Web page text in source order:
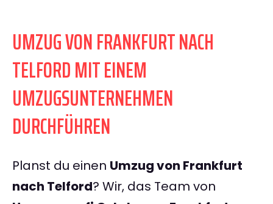
UMZUG VON FRANKFURT NACH
TELFORD MIT EINEM
UMZUGSUNTERNEHMEN
DURCHFÜHREN
Planst du einen Umzug von Frankfurt
nach Telford? Wir, das Team von